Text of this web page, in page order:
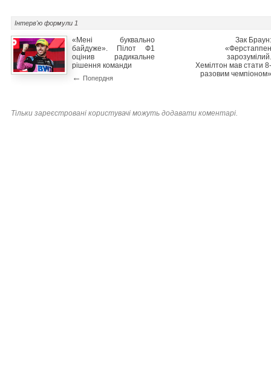
Інтерв'ю формули 1
«Мені буквально
байдуже». Пілот Ф1
оцінив радикальне
рішення команди
← Попердня
Зак Браун:
«Ферстаппен
зарозумілий.
Хемілтон мав стати 8-
разовим чемпіоном»
Тільки зареєстровані користувачі можуть додавати коментарі.